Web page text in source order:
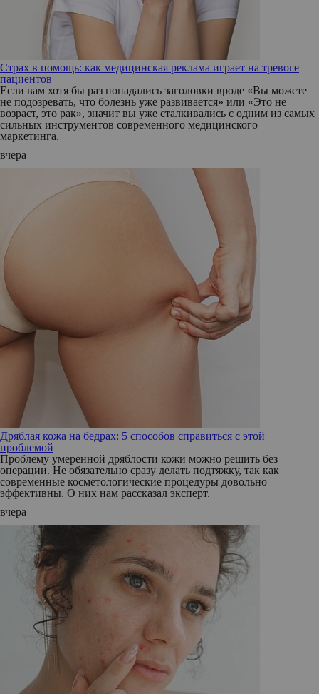
Страх в помощь: как медицинская реклама играет на тревоге
пациентов
Если вам хотя бы раз попадались заголовки вроде «Вы можете
не подозревать, что болезнь уже развивается» или «Это не
возраст, это рак», значит вы уже сталкивались с одним из самых
сильных инструментов современного медицинского
маркетинга.
вчера
Дряблая кожа на бедрах: 5 способов справиться с этой
проблемой
Проблему умеренной дряблости кожи можно решить без
операции. Не обязательно сразу делать подтяжку, так как
современные косметологические процедуры довольно
эффективны. О них нам рассказал эксперт.
вчера